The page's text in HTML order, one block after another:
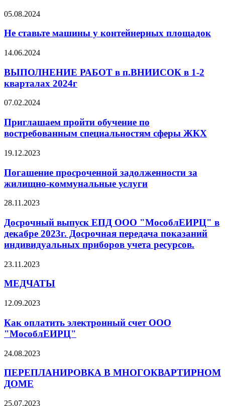
05.08.2024
Не ставьте машины у контейнерных площадок
14.06.2024
ВЫПОЛНЕНИЕ РАБОТ в п.ВНИИСОК в 1-2
кварталах 2024г
07.02.2024
Приглашаем пройти обучение по
востребованным специальностям сферы ЖКХ
19.12.2023
Погашение просроченной задолженности за
жилищно-коммунальные услуги
28.11.2023
Досрочный выпуск ЕПД ООО "МособлЕИРЦ" в
декабре 2023г. Досрочная передача показаний
индивидуальных приборов учета ресурсов.
23.11.2023
МЕДЧАТЫ
12.09.2023
Как оплатить электронный счет ООО
"МособлЕИРЦ"
24.08.2023
ПЕРЕПЛАНИРОВКА В МНОГОКВАРТИРНОМ
ДОМЕ
25.07.2023